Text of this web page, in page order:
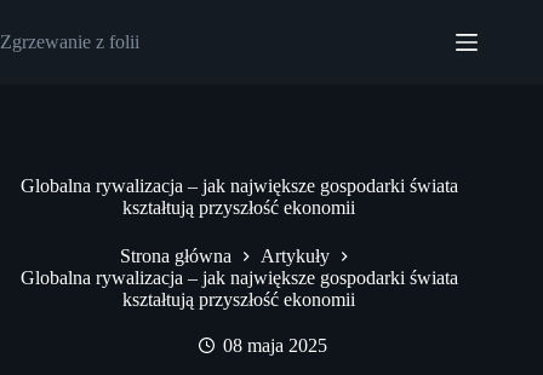
do
treści
Zgrzewanie z folii
Globalna rywalizacja – jak największe gospodarki świata
kształtują przyszłość ekonomii
Strona główna
Artykuły
Globalna rywalizacja – jak największe gospodarki świata
kształtują przyszłość ekonomii
08 maja 2025